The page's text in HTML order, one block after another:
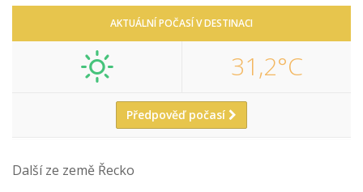
AKTUÁLNÍ POČASÍ V DESTINACI
31,2°C
Předpověď počasí
Další ze země Řecko